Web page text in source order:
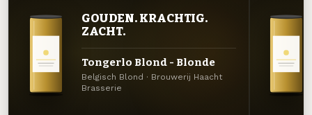
GOUDEN. KRACHTIG.
ZACHT.
Tongerlo Blond - Blonde
Belgisch Blond · Brouwerij Haacht
Brasserie